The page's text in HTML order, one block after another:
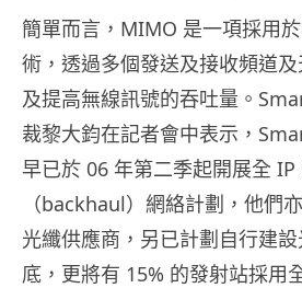
簡單而言，MIMO 是一項採用
術，透過多個發送及接收頻道
及提高無線訊號的吞吐量。
裁黎大鈞在記者會中表示，
早已於 06 年第二季起開展全 IP
（backhaul）網絡計劃，他們
光纖供應商，另已計劃自行建
底，更將有 15% 的發射站採用